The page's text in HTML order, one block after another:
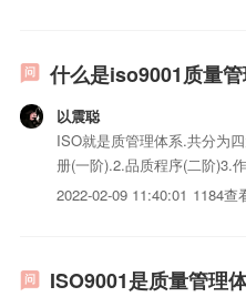
什么是iso9001质量
以震聪
ISO就是质管理体系.共分为
册(一阶).2.品质程序(二阶)3.
品质/管理手册:分为公司简
及精神.也就是公司的运作
2022-02-09 11:40:01 1184查
ISO9001是质量管理